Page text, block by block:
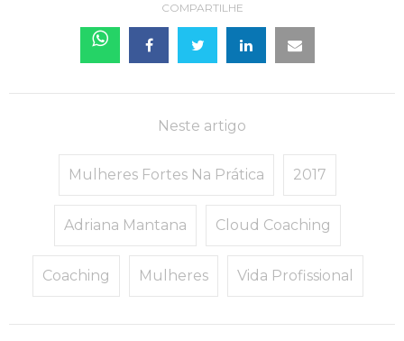
COMPARTILHE
Neste artigo
Mulheres Fortes Na Prática 2017
Adriana Mantana Cloud Coaching
Coaching Mulheres Vida Profissional